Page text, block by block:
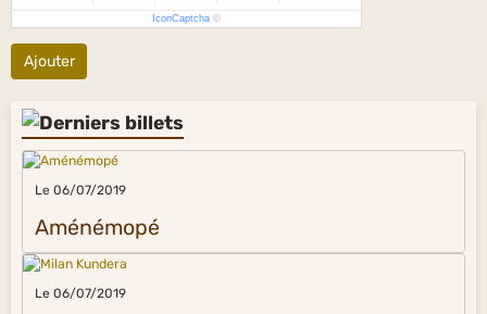
IconCaptcha ©
Ajouter
Le 06/07/2019
Aménémopé
Le 06/07/2019